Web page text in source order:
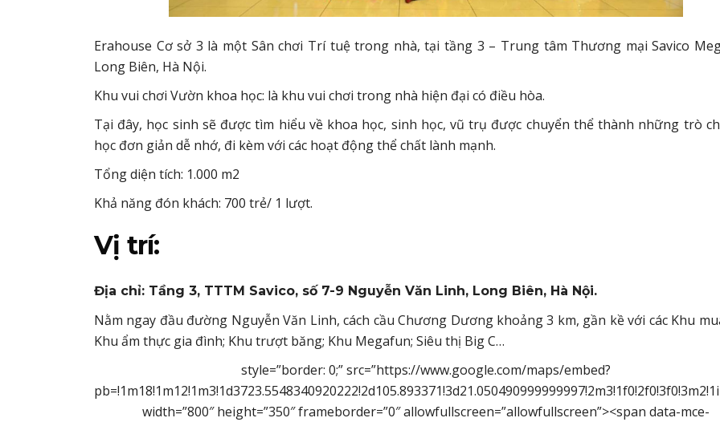
Erahouse Cơ sở 3 là một Sân chơi Trí tuệ trong nhà, tại tầng 3 – Trung tâm Thương mại Savico
Long Biên, Hà Nội.
Khu vui chơi Vườn khoa học: là khu vui chơi trong nhà hiện đại có điều hòa.
Tại đây, học sinh sẽ được tìm hiểu về khoa học, sinh học, vũ trụ được chuyển thể thành những trò
học đơn giản dễ nhớ, đi kèm với các hoạt động thể chất lành mạnh.
Tổng diện tích: 1.000 m2
Khả năng đón khách: 700 trẻ/ 1 lượt.
Vị trí:
Địa chỉ: Tầng 3, TTTM Savico, số 7-9 Nguyễn Văn Linh, Long Biên, Hà Nội.
Nằm ngay đầu đường Nguyễn Văn Linh, cách cầu Chương Dương khoảng 3 km, gần kề với các Khu
Khu ẩm thực gia đình; Khu trượt băng; Khu Megafun; Siêu thị Big C…
style=”border: 0;” src=”https://www.google.com/maps/embed?
width=”800″ height=”350″ frameborder=”0″ allowfullscreen=”allowfullscreen”><span data-mce-